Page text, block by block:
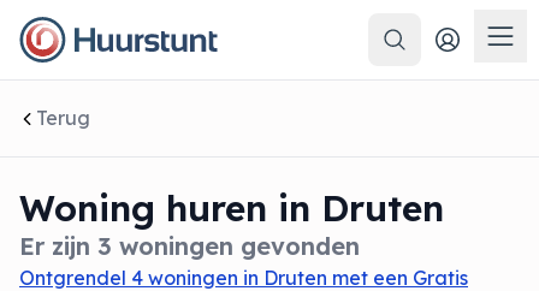
Zoeken
Terug
Woning huren in Druten
Er zijn 3 woningen gevonden
Ontgrendel 4 woningen in Druten met een Gratis
sluiten